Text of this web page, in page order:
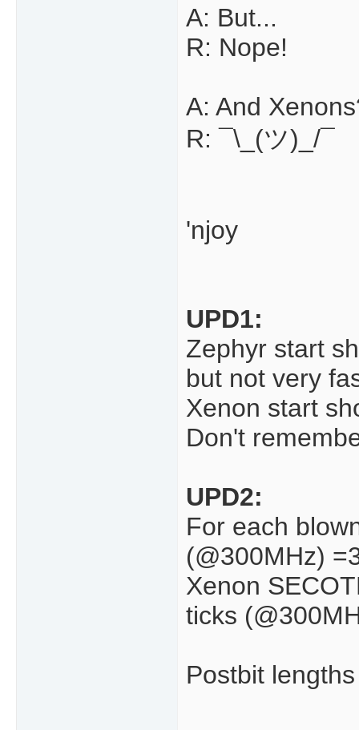
A: But...
R: Nope!
A: And
R: ¯\_(ツ)_/¯
'njoy
UPD1:
Zephyr start
but not very
Xenon start
Don't
UPD2:
For each
(@300MHz)
Xenon
ticks
Postbit